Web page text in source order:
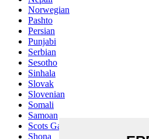
Norwegian
Pashto
Persian
Punjabi
Serbian
Sesotho
Sinhala
Slovak
Slovenian
Somali
Samoan
Scots Gaelic
Shona